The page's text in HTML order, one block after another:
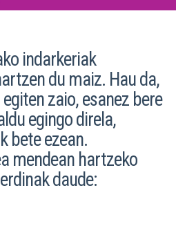
indarkeriak
du maiz. Hau da,
zaio, esanez bere
egingo direla,
bete ezean.
mendean hartzeko
daude: